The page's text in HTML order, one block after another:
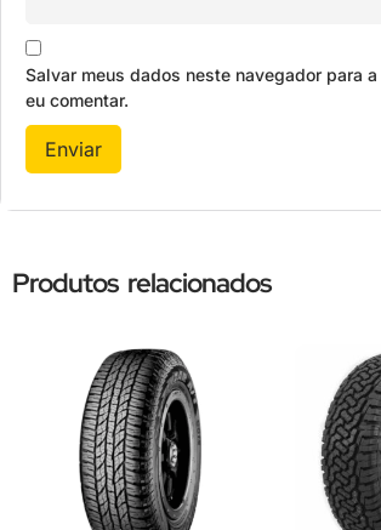
Salvar meus dados neste navegador para
eu comentar.
Produtos relacionados